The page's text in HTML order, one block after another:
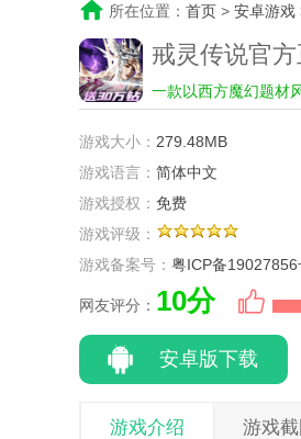
所在位置： 首页 > 安卓游戏
戒灵传说官方
一款以西方魔幻题材
游戏大小： 279.48MB
游戏语言： 简体中文
游戏授权： 免费
游戏评级：
游戏备案号： 粤ICP备
网友评分： 10分
安卓版下载
游戏介绍 游戏截